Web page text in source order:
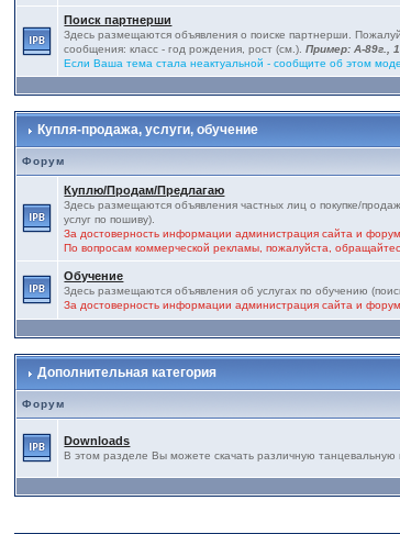
Поиск партнерши
Здесь размещаются объявления о поиске партнерши.
сообщения: класс - год рождения, рост (см.).Пример: А-89г.,
Если Ваша тема стала неактуальной - сообщите об этом
Купля-продажа, услуги, обучение
Форум
Куплю/Продам/Предлагаю
Здесь размещаются объявления частных лиц о покупке/
услуг по пошиву).
За достоверность информации администрация сайта и
По вопросам коммерческой рекламы, пожалуйста,
Обучение
Здесь размещаются объявления об услугах по обучению
За достоверность информации администрация сайта и
Дополнительная категория
Форум
Downloads
В этом разделе Вы можете скачать различную